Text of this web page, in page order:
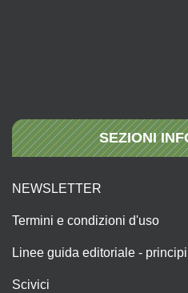
SEZIONI
NEWSLETTER
Termini e condizioni d'uso
Linee guida editoriale -
Scivici